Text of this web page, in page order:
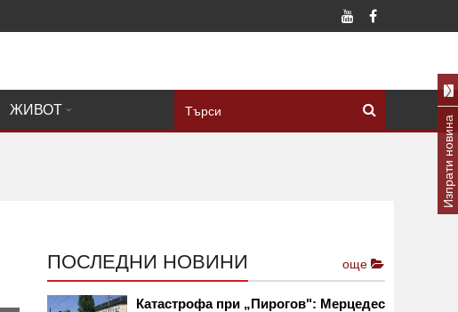
ЖИВОТ
ПОСЛЕДНИ НОВИНИ още
Катастрофа при „Пирогов": Мерцедес
Изпрати новина